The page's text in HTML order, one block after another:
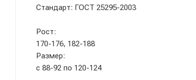
Стандарт: ГОСТ 25295-2003
Рост:
170-176, 182-188
Размер:
с 88-92 по 120-124